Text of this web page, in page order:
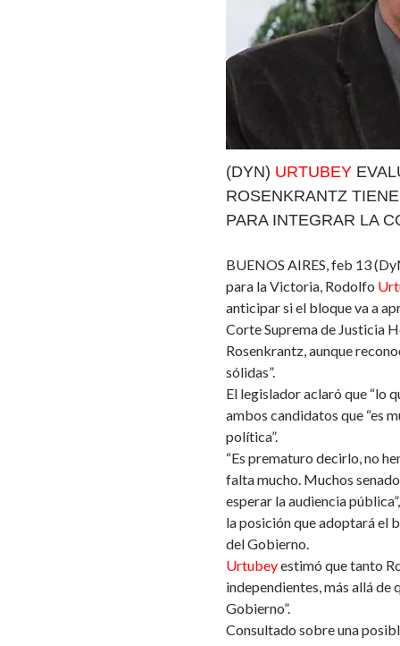
(DYN) URTUBEY
ROSENKRANTZ
PARA INTEGRAR LA
BUENOS AIRES, feb 13
para la Victoria, Rodolfo
anticipar si el bloque va a
Corte Suprema de Justicia
Rosenkrantz, aunque
sólidas”.
El legislador aclaró que “lo
ambos candidatos que “es
política”.
“Es prematuro decirlo, no
falta mucho. Muchos
esperar la audiencia
la posición que adoptará el
del Gobierno.
Urtubeyestimó que tanto
independientes, más allá de
Gobierno”.
Consultado sobre una